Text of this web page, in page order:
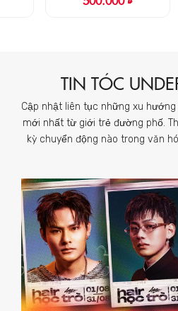
TIN TÓC
Cập nhật liên tục những xu
mới nhất từ giới trẻ đường phố.
kỳ chuyển động nào trong văn